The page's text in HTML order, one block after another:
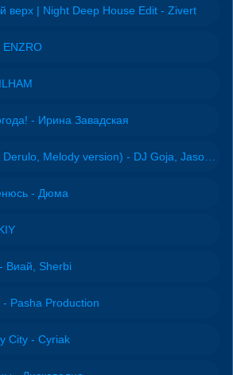
верх | Night Deep House Edit - Zivert
- Ирина Завадская
- Дюма
Виай, Sherbi
Pasha Production
City - Cyriak